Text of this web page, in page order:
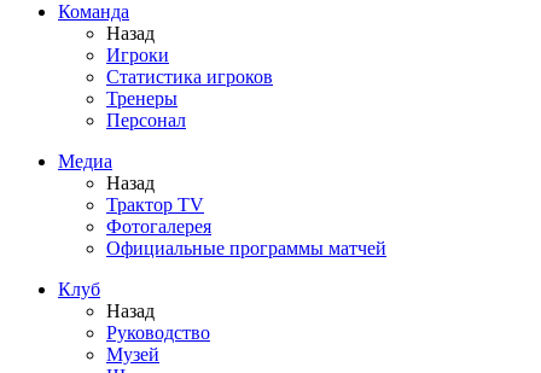
Команда
Назад
Игроки
Статистика игроков
Тренеры
Персонал
Медиа
Назад
Трактор TV
Фотогалерея
Официальные программы матчей
Клуб
Назад
Руководство
Музей